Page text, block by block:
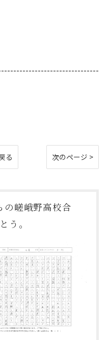
る 次のページ >
の嵯峨野高校合
う。